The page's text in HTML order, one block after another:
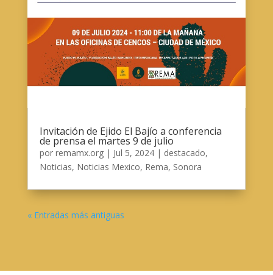
Invitación de Ejido El Bajío a conferencia
de prensa el martes 9 de julio
por remamx.org| Jul 5, 2024| destacado,
Noticias, Noticias Mexico, Rema, Sonora
« Entradas más antiguas